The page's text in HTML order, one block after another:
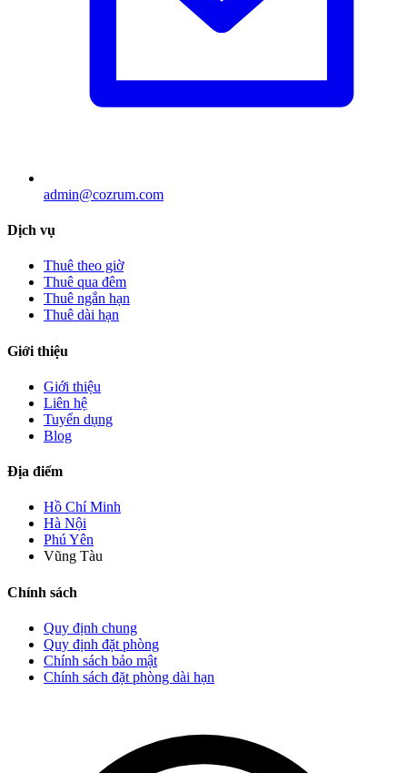
admin@cozrum.com
Dịch vụ
Thuê theo giờ
Thuê qua đêm
Thuê ngắn hạn
Thuê dài hạn
Giới thiệu
Giới thiệu
Liên hệ
Tuyển dụng
Blog
Địa điểm
Hồ Chí Minh
Hà Nội
Phú Yên
Vũng Tàu
Chính sách
Quy định chung
Quy định đặt phòng
Chính sách bảo mật
Chính sách đặt phòng dài hạn